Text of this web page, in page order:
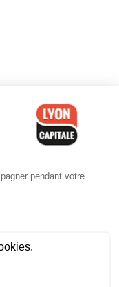
CGV-Politique de